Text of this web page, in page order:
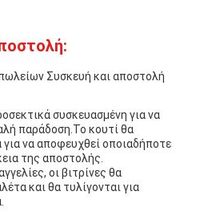
Συσκευή και αποστολή
συσκευασμένη για να
παράδοση.Το κουτί θα
για να αποφευχθεί οποιαδήποτε
της αποστολής.
οι βιτρίνες θα
και θα τυλίγονται για